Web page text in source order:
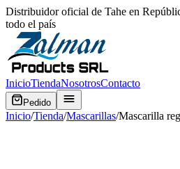
Distribuidor oficial de Tahe en
todo el país
InicioTiendaNosotrosContacto
Pedido
Inicio/Tienda/Mascarillas/Mascarilla